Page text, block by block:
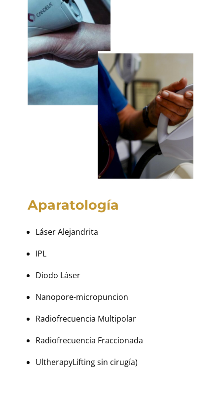
Aparatología
Láser Alejandrita
IPL
Diodo Láser
Nanopore-micropuncion
Radiofrecuencia Multipolar
Radiofrecuencia Fraccionada
UltherapyLifting sin cirugía)